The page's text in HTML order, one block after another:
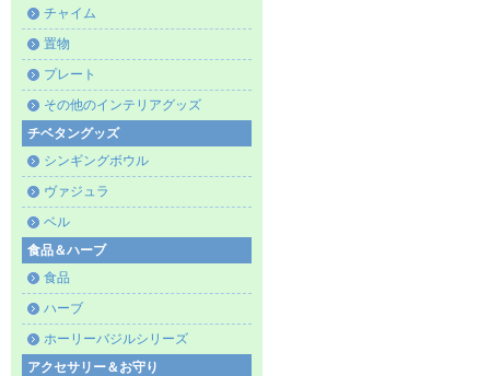
チャイム
置物
プレート
その他のインテリアグッズ
チベタングッズ
シンギングボウル
ヴァジュラ
ベル
食品＆ハーブ
食品
ハーブ
ホーリーバジルシリーズ
アクセサリー＆お守り